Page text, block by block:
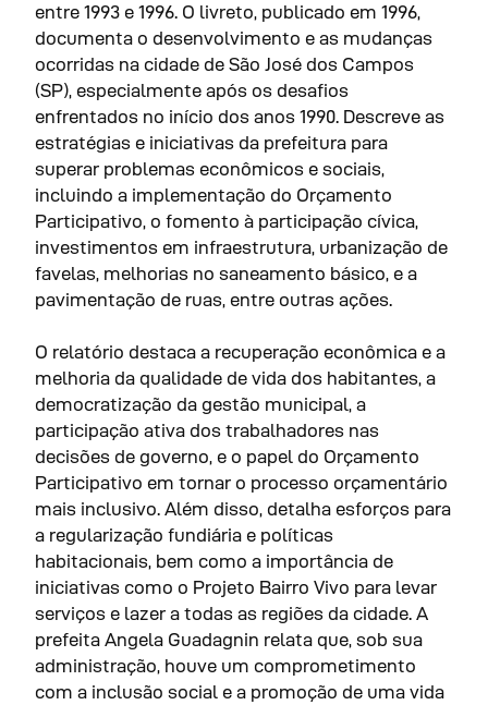
entre 1993 e 1996. O livreto, publicado em 1996,
documenta o desenvolvimento e as mudanças
ocorridas na cidade de São José dos Campos
(SP), especialmente após os desafios
enfrentados no início dos anos 1990. Descreve as
estratégias e iniciativas da prefeitura para
superar problemas econômicos e sociais,
incluindo a implementação do Orçamento
Participativo, o fomento à participação cívica,
investimentos em infraestrutura, urbanização de
favelas, melhorias no saneamento básico, e a
pavimentação de ruas, entre outras ações.
O relatório destaca a recuperação econômica e a
melhoria da qualidade de vida dos habitantes, a
democratização da gestão municipal, a
participação ativa dos trabalhadores nas
decisões de governo, e o papel do Orçamento
Participativo em tornar o processo orçamentário
mais inclusivo. Além disso, detalha esforços para
a regularização fundiária e políticas
habitacionais, bem como a importância de
iniciativas como o Projeto Bairro Vivo para levar
serviços e lazer a todas as regiões da cidade. A
prefeita Angela Guadagnin relata que, sob sua
administração, houve um comprometimento
com a inclusão social e a promoção de uma vida